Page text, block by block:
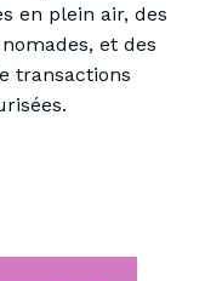
en plein air, des
et des
transactions